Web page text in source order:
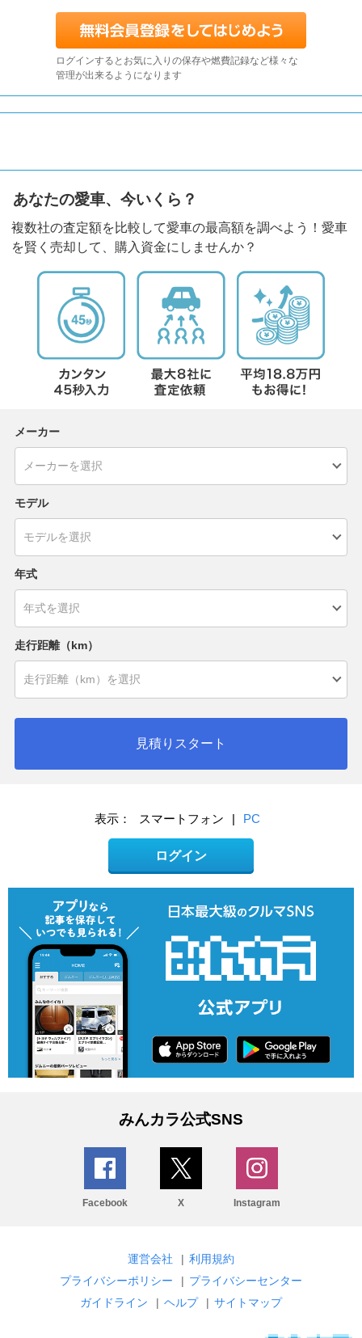
ログインするとお気に入りの保存や燃費記録など様々な
管理が出来るようになります
あなたの愛車、今いくら？
複数社の査定額を比較して愛車の最高額を調べよう！愛車
を賢く売却して、購入資金にしませんか？
メーカー
モデル
年式
走行距離（km）
見積りスタート
表示： スマートフォン | PC
ログイン
みんカラ公式SNS
Facebook X Instagram
運営会社 | 利用規約
プライバシーポリシー
| プライバシーセンター
ガイドライン
| ヘルプ | サイトマップ